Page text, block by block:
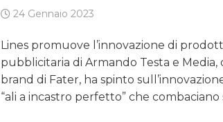
24 Gennaio 2023
Lines promuove l’innovazione di
pubblicitaria di Armando Testa e Media,
brand di Fater, ha spinto
“ali a incastro perfetto” che combaciano